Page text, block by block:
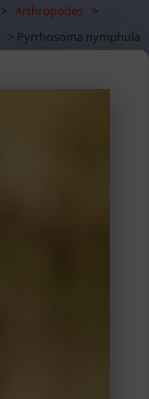
> Arthropodes
>
> Pyrrhosoma nymphula